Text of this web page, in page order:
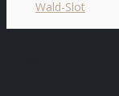
Wald-Slot